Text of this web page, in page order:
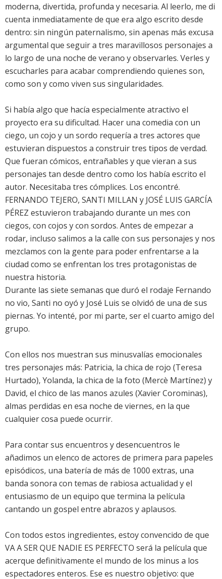
moderna, divertida, profunda y necesaria. Al leerlo, me di
cuenta inmediatamente de que era algo escrito desde
dentro: sin ningún paternalismo, sin apenas más excusa
argumental que seguir a tres maravillosos personajes a
lo largo de una noche de verano y observarles. Verles y
escucharles para acabar comprendiendo quienes son,
como son y como viven sus singularidades.
Si había algo que hacía especialmente atractivo el
proyecto era su dificultad. Hacer una comedia con un
ciego, un cojo y un sordo requería a tres actores que
estuvieran dispuestos a construir tres tipos de verdad.
Que fueran cómicos, entrañables y que vieran a sus
personajes tan desde dentro como los había escrito el
autor. Necesitaba tres cómplices. Los encontré.
FERNANDO TEJERO, SANTI MILLAN y JOSÉ LUIS GARCÍA
PÉREZ estuvieron trabajando durante un mes con
ciegos, con cojos y con sordos. Antes de empezar a
rodar, incluso salimos a la calle con sus personajes y nos
mezclamos con la gente para poder enfrentarse a la
ciudad como se enfrentan los tres protagonistas de
nuestra historia.
Durante las siete semanas que duró el rodaje Fernando
no vio, Santi no oyó y José Luis se olvidó de una de sus
piernas. Yo intenté, por mi parte, ser el cuarto amigo del
grupo.
Con ellos nos muestran sus minusvalías emocionales
tres personajes más: Patricia, la chica de rojo (Teresa
Hurtado), Yolanda, la chica de la foto (Mercè Martínez) y
David, el chico de las manos azules (Xavier Corominas),
almas perdidas en esa noche de viernes, en la que
cualquier cosa puede ocurrir.
Para contar sus encuentros y desencuentros le
añadimos un elenco de actores de primera para papeles
episódicos, una batería de más de 1000 extras, una
banda sonora con temas de rabiosa actualidad y el
entusiasmo de un equipo que termina la película
cantando un gospel entre abrazos y aplausos.
Con todos estos ingredientes, estoy convencido de que
VA A SER QUE NADIE ES PERFECTO será la película que
acerque definitivamente el mundo de los minus a los
espectadores enteros. Ese es nuestro objetivo: que